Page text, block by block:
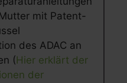
mit Patent-
des ADAC an
(Hier erklärt der
der